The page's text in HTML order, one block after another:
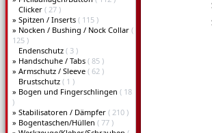
Clicker ( 27 )
» Spitzen / Inserts ( 115 )
» Nocken / Bushing / Nock Collar (
125 )
Endenschutz ( 3 )
» Handschuhe / Tabs ( 85 )
» Armschutz / Sleeve ( 62 )
Brustschutz ( 1 )
» Bogen und Fingerschlingen ( 18
)
» Stabilisatoren / Dämpfer ( 210 )
» Bogentaschen/Hüllen ( 77 )